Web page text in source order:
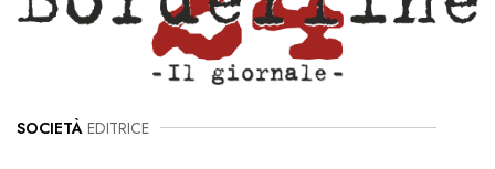
SOCIETÀ EDITRICE